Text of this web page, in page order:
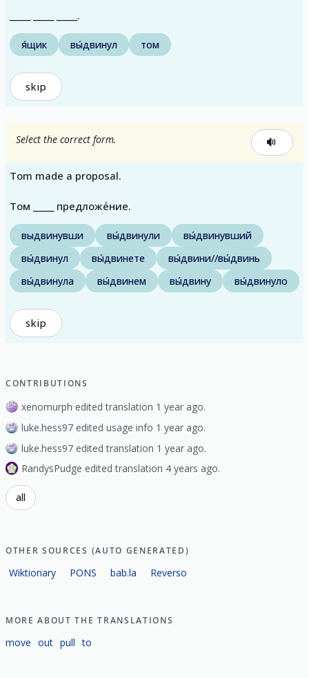
_____ _____ _____.
я́щик вы́двинул том
skip
Select the correct form.
Tom made a proposal.
Том _____ предложе́ние.
выдвинувши вы́двинули
вы́двинувший
вы́двинул
вы́двинете
вы́двини//вы́двинь
вы́двинула
вы́двинем вы́двину вы́двинуло
skip
CONTRIBUTIONS
xenomurph edited translation 1 year ago.
luke.hess97 edited usage info 1 year ago.
luke.hess97 edited translation 1 year ago.
RandysPudge edited translation 4 years ago.
all
OTHER SOURCES (AUTO GENERATED)
Wiktionary PONS bab.la Reverso
MORE ABOUT THE TRANSLATIONS
move out pull to